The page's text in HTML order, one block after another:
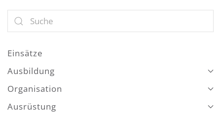
Einsätze
Ausbildung
Organisation
Ausrüstung